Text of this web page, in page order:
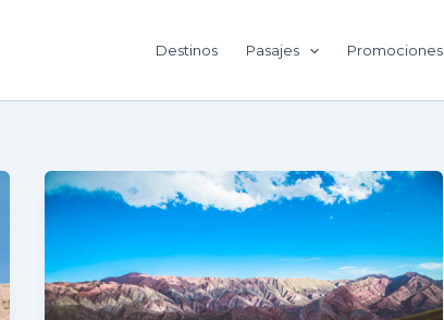
Destinos Pasajes Promociones